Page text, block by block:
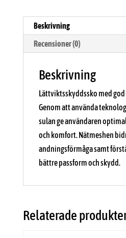
Beskrivning
Recensioner (0)
Beskrivning
Lättviktsskyddssko med
Genom att använda
sulan ge användaren
och komfort. Nätmeshen
andningsförmåga samt
bättre passform och skydd.
Relaterade